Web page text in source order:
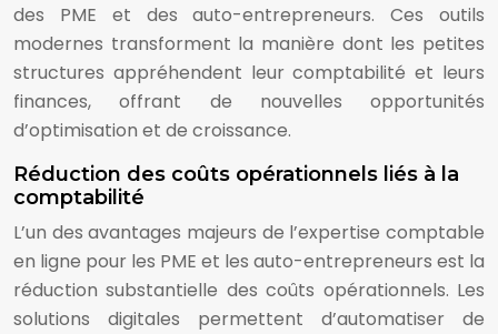
des PME et des auto-entrepreneurs. Ces outils
modernes transforment la manière dont les petites
structures appréhendent leur comptabilité et leurs
finances, offrant de nouvelles opportunités
d’optimisation et de croissance.
Réduction des coûts opérationnels liés à la
comptabilité
L’un des avantages majeurs de l’expertise comptable
en ligne pour les PME et les auto-entrepreneurs est la
réduction substantielle des coûts opérationnels. Les
solutions digitales permettent d’automatiser de